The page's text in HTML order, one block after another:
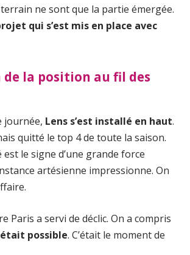
ne sont que la partie émergée.
qui s’est mis en place avec
de la position au fil des
journée, Lens s’est installé en haut.
quitté le top 4 de toute la saison.
le signe d’une grande force
artésienne impressionne. On
Paris a servi de déclic. On a compris
possible. C’était le moment de